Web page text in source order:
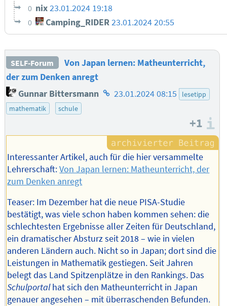
0 nix23.01.2024 19:18
0 Camping_RIDER23.01.2024 20:55
SELF-Forum
Von Japan lernen: Matheunterricht,
der zum Denken anregt
Gunnar Bittersmann Homepage
23.01.2024 08:15
lesetipp
mathematik
schule
+1
Interessanter Artikel, auch für die hier versammelte
Lehrerschaft:Von Japan lernen: Matheunterricht, der
zum Denken anregt
Teaser: Im Dezember hat die neue PISA-Studie
bestätigt, was viele schon haben kommen sehen: die
schlechtesten Ergebnisse aller Zeiten für Deutschland,
ein dramatischer Absturz seit 2018 – wie in vielen
anderen Ländern auch. Nicht so in Japan; dort sind die
Leistungen in Mathematik gestiegen. Seit Jahren
belegt das Land Spitzenplätze in den Rankings. Das
Schulportalhat sich den Matheunterricht in Japan
genauer angesehen – mit überraschenden Befunden.